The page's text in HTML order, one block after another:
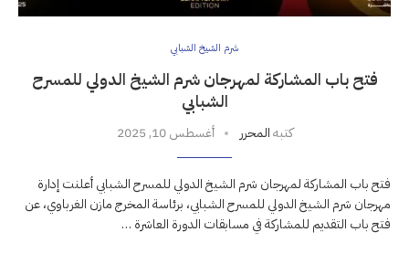
شرم الشيخ الشبابي
فتح باب المشاركة لمهرجان شرم الشيخ الدولي للمسرح
الشبابي
كتبهالمحرر أغسطس 10, 2025
فتح باب المشاركة لمهرجان شرم الشيخ الدولي للمسرح الشبابي أعلنت إدارة
مهرجان شرم الشيخ الدولي للمسرح الشبابي، برئاسة المخرج مازن الغرباوي، عن
فتح باب التقديم للمشاركة في مسابقات الدورة العاشرة …